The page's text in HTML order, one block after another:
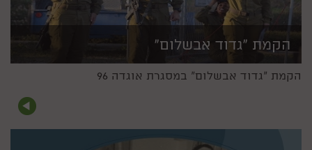
הקמת "גדוד אבשלום"
הקמת "גדוד אבשלום" במסגרת אוגדה 96